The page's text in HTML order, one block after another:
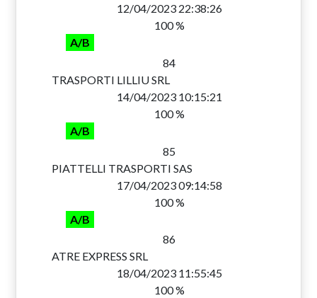
12/04/2023 22:38:26
100 %
A/B
84
TRASPORTI LILLIU SRL
14/04/2023 10:15:21
100 %
A/B
85
PIATTELLI TRASPORTI SAS
17/04/2023 09:14:58
100 %
A/B
86
ATRE EXPRESS SRL
18/04/2023 11:55:45
100 %